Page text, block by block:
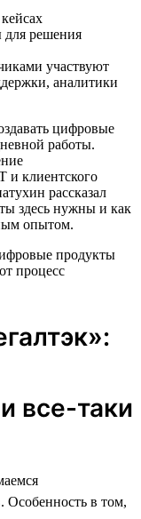
участвуют
аналитики
цифровые
работы.
и клиентского
рассказал
здесь нужны и как
опытом.
все-таки
Особенность в том,